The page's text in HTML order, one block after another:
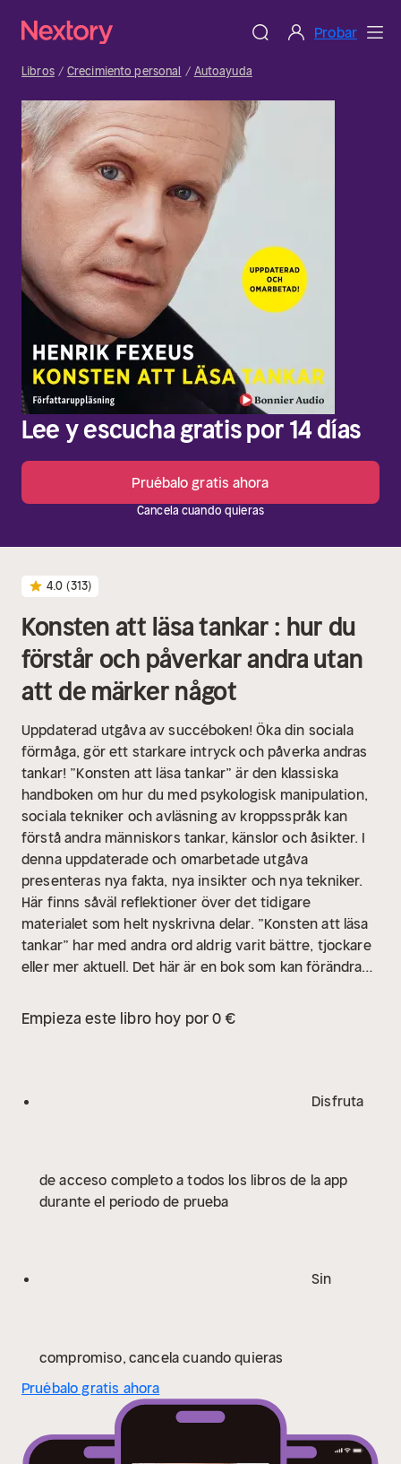
Probar
Libros Crecimiento personal Autoayuda
Lee y escucha gratis por 14 días
Pruébalo gratis ahora
Cancela cuando quieras
4.0 (313)
Konsten att läsa tankar : hur du
förstår och påverkar andra utan
att de märker något
Uppdaterad utgåva av succéboken! Öka din sociala
förmåga, gör ett starkare intryck och påverka andras
tankar! ”Konsten att läsa tankar” är den klassiska
handboken om hur du med psykologisk manipulation,
sociala tekniker och avläsning av kroppsspråk kan
förstå andra människors tankar, känslor och åsikter. I
denna uppdaterade och omarbetade utgåva
presenteras nya fakta, nya insikter och nya tekniker.
Här finns såväl reflektioner över det tidigare
materialet som helt nyskrivna delar. ”Konsten att läsa
tankar” har med andra ord aldrig varit bättre, tjockare
eller mer aktuell. Det här är en bok som kan förändra
Empieza este libro hoy por 0 €
Disfruta
de acceso completo a todos los libros de la app
durante el periodo de prueba
Sin
compromiso, cancela cuando quieras
Pruébalo gratis ahora